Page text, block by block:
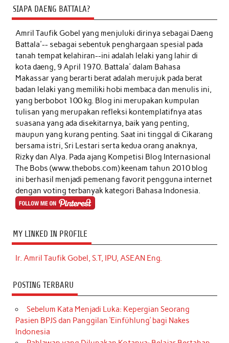
SIAPA DAENG BATTALA?
Amril Taufik Gobelyang menjuluki dirinya sebagai Daeng
Battala'-- sebagai sebentuk penghargaan spesial pada
tanah tempat kelahiran--ini adalah lelaki yang lahir di
kota daeng, 9 April 1970. Battala' dalam Bahasa
Makassar yang berarti berat adalah merujuk pada berat
badan lelaki yang memiliki hobi membaca dan menulis ini,
yang berbobot 100 kg. Blog ini merupakan kumpulan
tulisan yang merupakan refleksi kontemplatifnya atas
suasana yang ada disekitarnya, baik yang penting,
maupun yang kurang penting. Saat ini tinggal di Cikarang
bersama istri, Sri Lestari serta kedua orang anaknya,
Rizky dan Alya. Pada ajang Kompetisi Blog Internasional
The Bobs (www.thebobs.com) keenam tahun 2010 blog
ini berhasil menjadi pemenang favorit pengguna internet
dengan voting terbanyak kategori Bahasa Indonesia.
MY LINKED IN PROFILE
Ir. Amril Taufik Gobel, S.T, IPU, ASEAN Eng.
POSTING TERBARU
Sebelum Kata Menjadi Luka: Kepergian Seorang
Pasien BPJS dan Panggilan ‘Einfühlung’ bagi Nakes
Indonesia